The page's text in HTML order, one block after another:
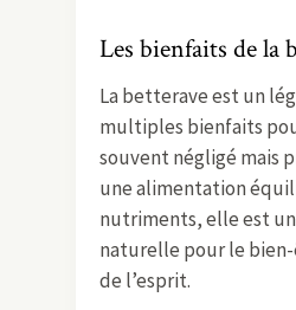
Les bienfaits de la
La betterave est un
multiples bienfaits
souvent négligé mais
une alimentation
nutriments, elle est
naturelle pour le
de l’esprit.